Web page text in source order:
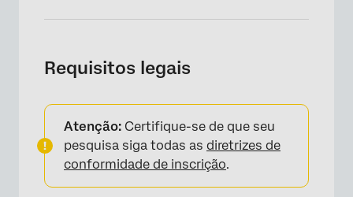
Requisitos legais
Atenção: Certifique-se de que seu
pesquisa siga todas as diretrizes de
conformidade de inscrição.